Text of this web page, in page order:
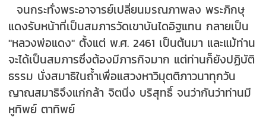
จนกระทั่งพระอาจารย์เปลี่ยนมรณภาพลง พระภิกษุ
แดงรับหน้าที่เป็นสมภารวัดเขาบันไดอิฐแทน กลายเป็น
"หลวงพ่อแดง" ตั้งแต่ พ.ศ. 2461 เป็นต้นมา และแม้ท่าน
จะได้เป็นสมภารซึ่งต้องมีภารกิจมาก แต่ท่านก็ยังปฏิบัติ
ธรรม นั่งสมาธิในถ้ำเพื่อแสวงหาวิมุตติภาวนาทุกวัน
ญาณสมาธิจึงแก่กล้า จิตนิ่ง บริสุทธิ์ จนว่ากันว่าท่านมี
หูทิพย์ ตาทิพย์